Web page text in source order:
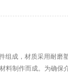
组成，材质采用耐磨
料制作而成。为确保